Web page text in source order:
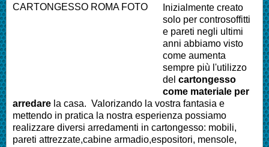
Inizialmente creato
solo per controsoffitti
e pareti negli ultimi
anni abbiamo visto
come aumenta
sempre più l'utilizzo
del cartongesso
come materiale per
arredare la casa. Valorizando la vostra fantasia e
mettendo in pratica la nostra esperienza possiamo
realizzare diversi arredamenti in cartongesso: mobili,
pareti attrezzate,cabine armadio,espositori, mensole,